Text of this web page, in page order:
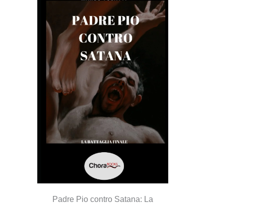
Padre Pio contro Satana: La